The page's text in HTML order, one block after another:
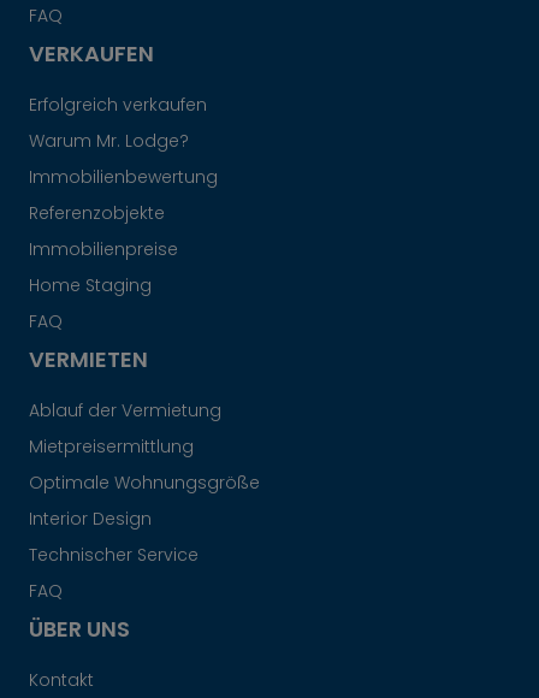
FAQ
VERKAUFEN
Erfolgreich verkaufen
Warum Mr. Lodge?
Immobilienbewertung
Referenzobjekte
Immobilienpreise
Home Staging
FAQ
VERMIETEN
Ablauf der Vermietung
Mietpreisermittlung
Optimale Wohnungsgröße
Interior Design
Technischer Service
FAQ
ÜBER UNS
Kontakt